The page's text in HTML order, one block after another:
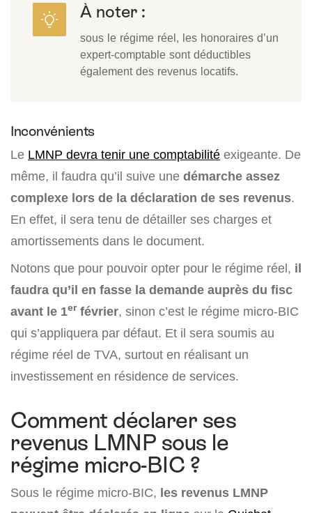
À noter :
sous le régime réel, les honoraires d’un
expert-comptable sont déductibles
également des revenus locatifs.
Inconvénients
Le LMNP devra tenir une comptabilité exigeante. De
même, il faudra qu’il suive une démarche assez
complexe lors de la déclaration de ses revenus.
En effet, il sera tenu de détailler ses charges et
amortissements dans le document.
Notons que pour pouvoir opter pour le régime réel, il
faudra qu’il en fasse la demande auprès du fisc
avant le 1erfévrier, sinon c’est le régime micro-BIC
qui s’appliquera par défaut. Et il sera soumis au
régime réel de TVA, surtout en réalisant un
investissement en résidence de services.
Comment déclarer ses
revenus LMNP sous le
régime micro-BIC ?
Sous le régime micro-BIC, les revenus LMNP